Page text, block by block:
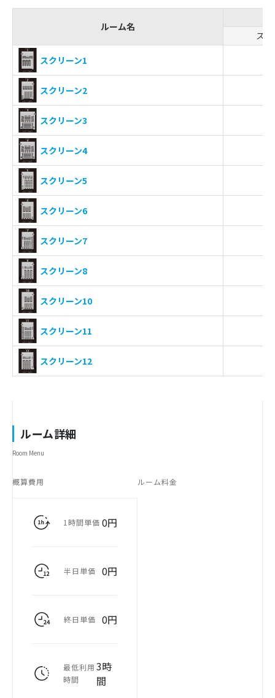
ルーム名
ス
スクリーン1
スクリーン2
スクリーン3
スクリーン4
スクリーン5
スクリーン6
スクリーン7
スクリーン8
スクリーン10
スクリーン11
スクリーン12
ルーム詳細
Room Menu
概算費用
1時間単価 0円
半日単価 0円
終日単価 0円
最低利用
時間
3時
間
ルーム料金